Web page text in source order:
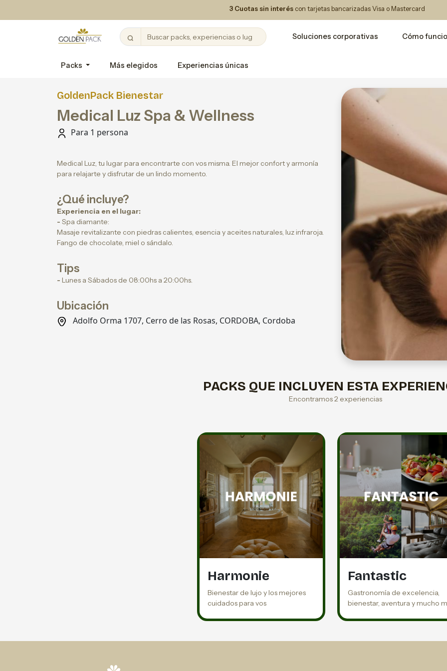
3 Cuotas sin interés con tarjetas bancarizadas Visa o Mastercard
Soluciones corporativas Cómo
Packs Más elegidos Experiencias únicas
GoldenPack Bienestar
Medical Luz Spa & Wellness
Para 1 persona
Medical Luz, tu lugar para encontrarte con vos misma. El mejor confort y armonía
para relajarte y disfrutar de un lindo momento.
¿Qué incluye?
Experiencia en el lugar:
- Spa diamante:
Masaje revitalizante con piedras calientes, esencia y aceites naturales, luz infraroja.
Fango de chocolate, miel o sándalo.
Tips
- Lunes a Sábados de 08:00hs a 20:00hs.
Ubicación
Adolfo Orma 1707, Cerro de las Rosas, CORDOBA, Cordoba
PACKS QUE INCLUYEN ESTA
Encontramos 2 experiencias
Harmonie
Bienestar de lujo y los mejores
cuidados para vos
Fantastic
Gastronomía de excelencia,
bienestar, aventura y mucho